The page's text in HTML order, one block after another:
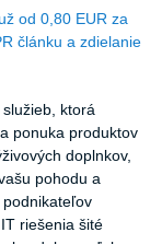
od 0,80 EUR za
článku a zdielanie
ktorá
ponuka produktov
doplnkov,
pohodu a
riešenia šité